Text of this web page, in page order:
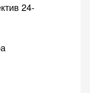
24-